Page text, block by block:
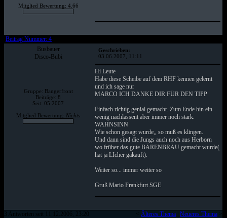
Mitglied Bewertung: 4.66
Beitrag Nummer: 4
Busbauer
Disco-Bubi
Gruppe: Bangerfront
Beiträge: 8
Seit: 05.2007
Mitglied Bewertung: Nichts
Geschrieben:
03.06.2007, 11:11
Hi Leute
Habe diese Scheibe auf dem RHF kennen gelernt
und ich sage nur
MARCO ICH DANKE DIR FÜR DEN TIPP
Einfach richtig genial gemacht. Zum Ende hin ein
wenig nachlassent aber immer noch stark.
WAHNSINN
Wie schon gesagt wurde,, so muß es klingen.
Und dann sind die Jungs auch noch aus Herborn
wo früher das gute BÄRENBRÄU gemacht wurde(
hat ja LIcher gakauft).
Weiter so... immer weiter so
Gruß Mario Frankfurt SGE
3 Antworten seit 11.12.2006, 23:20 Älteres Thema| Neueres Thema>